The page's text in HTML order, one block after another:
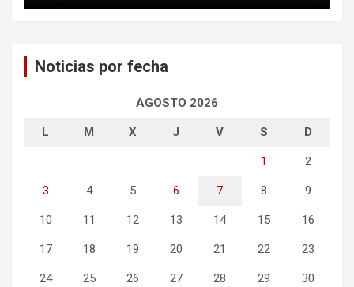
Noticias por fecha
AGOSTO 2026
L M X J V S D
1 2
3 4 5 6 7 8 9
10 11 12 13 14 15 16
17 18 19 20 21 22 23
24 25 26 27 28 29 30